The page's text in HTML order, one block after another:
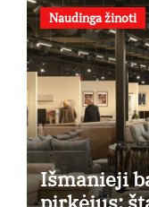
Naudinga žinoti
Išmanieji
pirkėjus: